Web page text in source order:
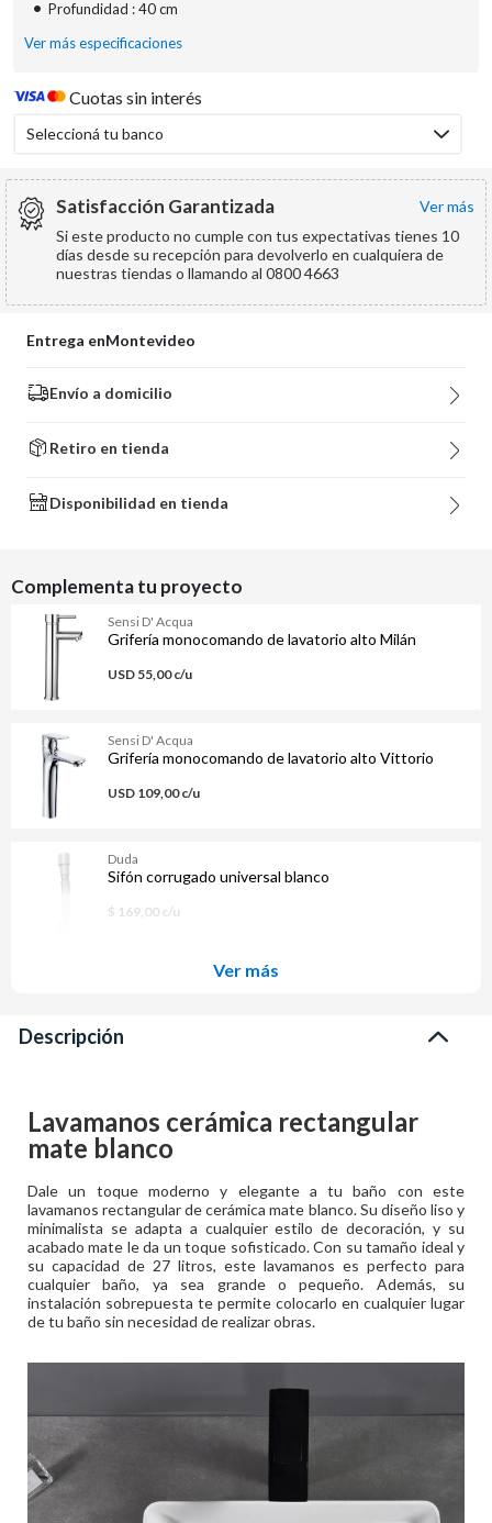
• Profundidad : 40 cm
Ver más especificaciones
Cuotas sin interés
Seleccioná tu banco
Satisfacción Garantizada
ver más
Si este producto no cumple con tus expectativas tienes 10
días desde su recepción para devolverlo en cualquiera de
nuestras tiendas o llamando al 0800 4663
Entrega enMontevideo
Envío a domicilio
Retiro en tienda
Disponibilidad en tienda
Complementa tu proyecto
Sensi D' Acqua
Grifería monocomando de lavatorio alto Milán
USD 55,00 c/u
Sensi D' Acqua
Grifería monocomando de lavatorio alto Vittorio
USD 109,00 c/u
Duda
Sifón corrugado universal blanco
$ 169,00 c/u
Ver más
Descripción
Lavamanos cerámica rectangular
mate blanco
Dale un toque moderno y elegante a tu baño con este
lavamanos rectangular de cerámica mate blanco. Su diseño liso y
minimalista se adapta a cualquier estilo de decoración, y su
acabado mate le da un toque sofisticado. Con su tamaño ideal y
su capacidad de 27 litros, este lavamanos es perfecto para
cualquier baño, ya sea grande o pequeño. Además, su
instalación sobrepuesta te permite colocarlo en cualquier lugar
de tu baño sin necesidad de realizar obras.